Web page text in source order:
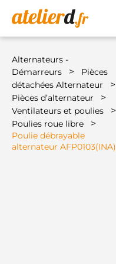
Alternateurs -
Démarreurs
>
Pièces
détachées Alternateur
>
Pièces d’alternateur >
Ventilateurs et poulies >
Poulies roue libre >
Poulie débrayable
alternateur AFP0103(INA)